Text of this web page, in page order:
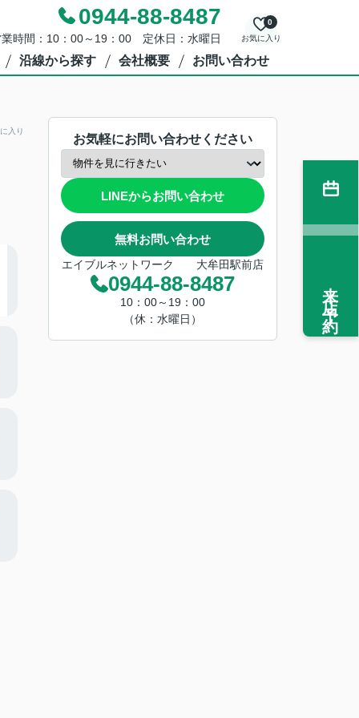
0944-88-8487
時間：10：00～19：00 定休日：水曜日 お気に入り
0
沿線から探す 会社概要 お問い合わせ
入り
お気軽にお問い合わせください
LINEからお問い合わせ
無料お問い合わせ
エイブルネットワーク 大牟田駅前店
0944-88-8487
10：00～19：00
（休：水曜日）
来店予約